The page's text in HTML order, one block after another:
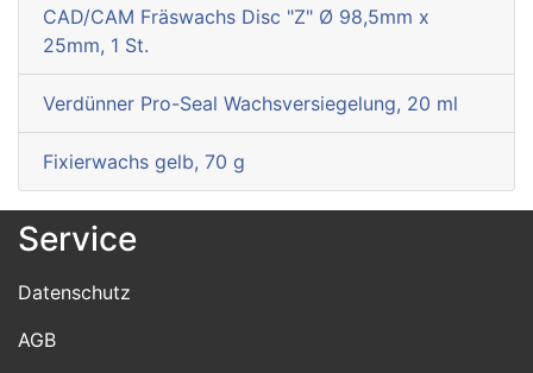
CAD/CAM Fräswachs Disc "Z" Ø 98,5mm x
25mm, 1 St.
Verdünner Pro-Seal Wachsversiegelung, 20 ml
Fixierwachs gelb, 70 g
Service
Datenschutz
AGB